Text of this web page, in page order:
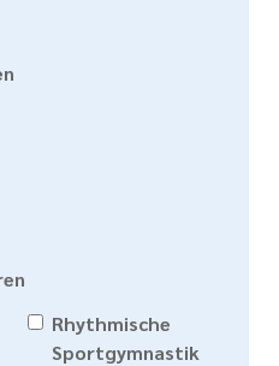
Rhythmische
Sportgymnastik